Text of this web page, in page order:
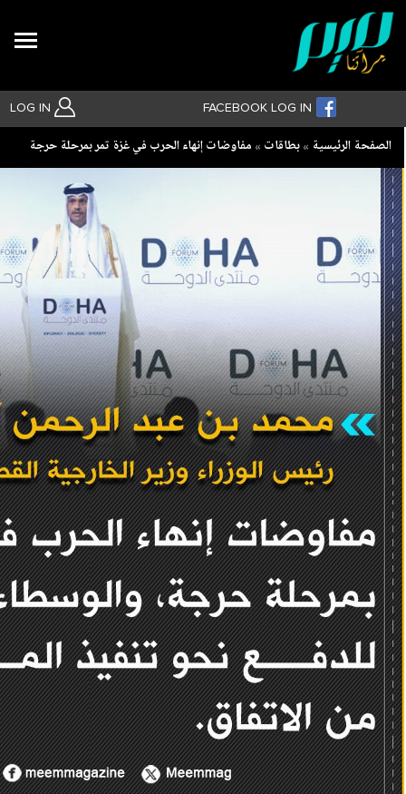
LOG IN FACEBOOK LOG IN
بحث متقدم
Breadcrumb
الصفحة الرئيسية بطاقات مفاوضات إنهاء الحرب في غزة تمر بمرحلة حرجة